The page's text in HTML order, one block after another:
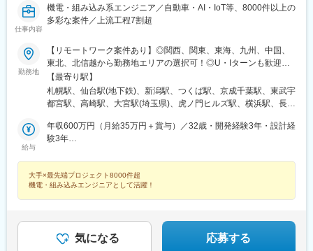
崎町駅、オークスカナルパークホテル富山前、四条駅(京都市営)、
神戸三宮駅(阪神)、姫路駅、岡山駅前駅、胡町駅、高松築港駅、天
横川駅、谷町四丁目駅、舟入幸町駅、大小路駅、亀戸駅、中津駅
(地下鉄)、六本木一丁目駅、ＪＲ難波駅、観月橋駅、海老江駅、中
之島駅、なにわ橋駅、甘木駅(甘木鉄道線)、住之江公園駅、上前津
駅、久屋大通駅、平沼橋駅、国道駅、蒔田駅、赤羽岩淵駅、セン
ター北駅、勾当台公園駅、本笠寺駅、自由ケ丘駅(愛知県)、出島
日吉町駅、新浜松駅、名鉄名古屋駅、梅田駅(地下鉄)、富山駅、京
都河原町駅、三ノ宮駅、西川緑道公園駅、銀山町駅、西鉄福岡
麻布十番駅、大国町駅、桃山御陵前駅、野田駅(阪神線)、肥後橋
駅、北浜駅(大阪府)、伏見駅(愛知県)、西横浜駅、龍谷富山高校
前、五島町駅
仕事内容
機電・組み込み系エンジニア／自動車・AI・IoT等、8000件以上の
多彩な案件／上流工程7割超
勤務地
【リモートワーク案件あり】◎関西、関東、東海、九州、中国、
東北、北信越から勤務地エリアの選択可！◎U・Iターンも歓迎！
（引越し代全額負担・家賃95％補助など制度も完備！）■関西エ
リア（大阪、京都、兵庫、奈良、和歌山、滋賀）■関東エリア（東
京、神奈川、千葉、埼玉、栃木、茨城、群馬など）■東海エリア
国エリア（広島、岡山、愛媛など）■東北エリア（宮城、福島な
ど）■北信越エリア（石川、福井、富山、新潟、長野など）のプロ
勤は、基本的には本人が希望する場合以外ありません※受動喫煙防
止対策：オフィス内全面禁煙
【最寄り駅】
札幌駅、仙台駅(地下鉄)、新潟駅、つくば駅、京成千葉駅、東武宇
都宮駅、高崎駅、大宮駅(埼玉県)、虎ノ門ヒルズ駅、横浜駅、長野
線)、インテック本社前駅、烏丸駅、三宮駅(神戸新交通)、山陽姫
路駅、岡山駅、八丁堀駅(広島県)、高松駅(香川県)、天神駅、花畑
県)、東広島駅、山西駅、本町六丁目駅、金川駅、東野駅(京都
府)、東山・おかでんミュージアム駅、衣山駅、山麓駅(皿倉山)、
中津駅(大阪府・阪急線)、今出川駅、五条駅(京都市営)、桜島駅、
六本木駅、伊予大洲駅、福駅、芦原橋駅、桃山駅、野田阪神駅、
給与
年収600万円（月給35万円＋賞与）／32歳・開発経験3年・設計経
験3年
発経験10年
大手×最先端プロジェクト8000件超
機電・組み込みエンジニアとして活躍！
気になる 応募する